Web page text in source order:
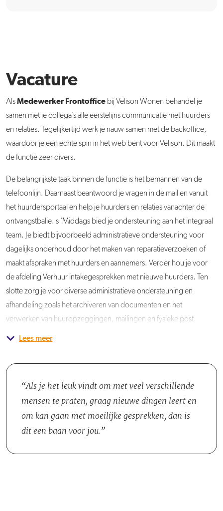
Vacature
AlsMedewerker Frontoffice bij Velison Wonen behandel je
samen met je collega’s alle eerstelijns communicatie met huurders
en relaties. Tegelijkertijd werk je nauw samen met de backoffice,
waardoor je een echte spin in het web bent voor Velison. Dit maakt
de functie zeer divers.
De belangrijkste taak binnen de functie is het bemannen van de
telefoonlijn. Daarnaast beantwoord je vragen in de mail en vanuit
het huurdersportaal en help je huurders en relaties vanachter de
ontvangstbalie. s 'Middags bied je ondersteuning aan het integraal
team. Je biedt bijvoorbeeld administratieve ondersteuning voor
dagelijks onderhoud door het maken van reparatieverzoeken of
maakt afspraken met huurders en aannemers. Verder hou je voor
de afdeling Verhuur intakegesprekken met nieuwe huurders. Ten
slotte zorg je voor diverse administratieve ondersteuning en
afhandeling zoals het archiveren van documenten en het
verwerken van huuropzeggingen, mailingen en fysieke post.
Je komt te werken in het Team Frontoffice. Samen met de teams
behoort de Frontoffice bij afdeling Wonen. Elke medewerker in het
Frontoffice team heeft een eigen expertisegebied waarbinnen hij of
zij de expert is en zijn of haar collega's up-to-date houdt van de
laatste informatie.
Lees meer
Als je het leuk vindt om met veel verschillende
mensen te praten, graag nieuwe dingen leert en
om kan gaan met moeilijke gesprekken, dan is
dit een baan voor jou.